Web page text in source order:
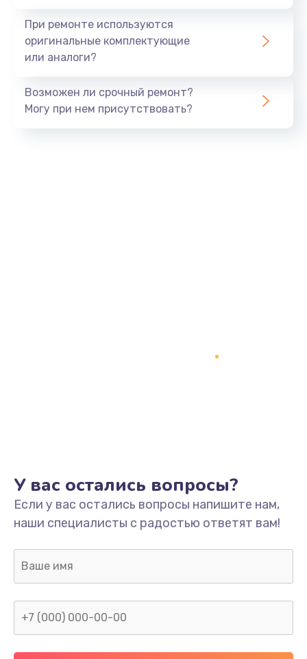
При ремонте используются
оригинальные комплектующие
или аналоги?
Возможен ли срочный ремонт?
Могу при нем присутствовать?
У вас остались вопросы?
Если у вас остались вопросы напишите нам,
наши специалисты с радостью ответят вам!